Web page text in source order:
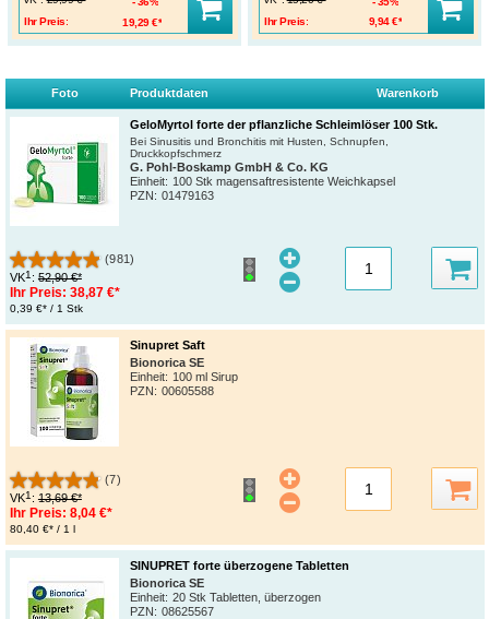
Ihr Preis:
19,29 €*
Ihr Preis:
9,94 €*
Foto Produktdaten Warenkorb
GeloMyrtol forte der pflanzliche Schleimlöser 100 Stk.
Bei Sinusitis und Bronchitis mit Husten, Schnupfen,
Druckkopfschmerz
G. Pohl-Boskamp GmbH & Co. KG
Einheit: 100 Stk magensaftresistente Weichkapsel
PZN: 01479163
(981)
VK1 : 52,90 €*
Ihr Preis: 38,87 €*
0,39 €* / 1 Stk
Sinupret Saft
Bionorica SE
Einheit: 100 ml Sirup
PZN: 00605588
(7)
VK1 : 13,69 €*
Ihr Preis: 8,04 €*
80,40 €* / 1 l
SINUPRET forte überzogene Tabletten
Bionorica SE
Einheit: 20 Stk Tabletten, überzogen
PZN: 08625567